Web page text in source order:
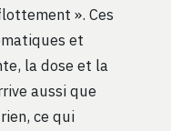
». Ces
et
la dose et la
aussi que
ce qui